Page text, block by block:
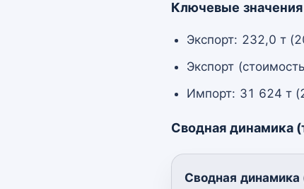
Ключевые значения
Экспорт: 232,0 т
Экспорт
Импорт: 31 624 т
Сводная динамика
Сводная динамика